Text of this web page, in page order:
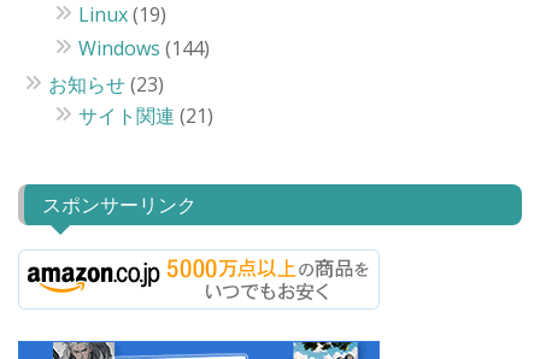
Linux(19)
Windows (144)
お知らせ(23)
サイト関連 (21)
スポンサーリンク